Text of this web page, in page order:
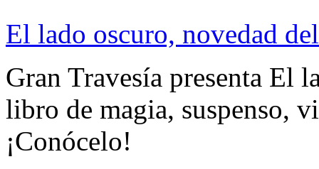
El lado oscuro, novedad
Gran Travesía presenta El
libro de magia, suspenso,
¡Conócelo!